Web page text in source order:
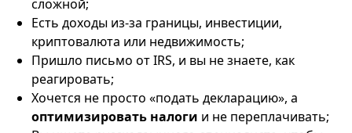
сложной;
Есть доходы из-за границы, инвестиции,
криптовалюта или недвижимость;
Пришло письмо от IRS, и вы не знаете, как
реагировать;
Хочется не просто «подать декларацию», а
оптимизировать налоги и не переплачивать;